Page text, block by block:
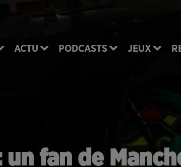
ACTU PODCASTS JEUX
un fan de